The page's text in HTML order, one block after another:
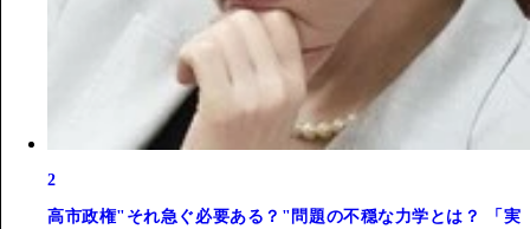
2
高市政権"それ急ぐ必要ある？"問題の不穏な力学とは？ 「実